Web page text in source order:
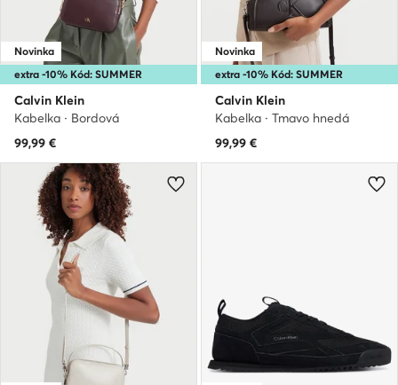
extra -10% Kód: SUMMER
Novinka
Calvin Klein
Kabelka · Bordová
99,99 €
extra -10% Kód: SUMMER
Novinka
Calvin Klein
Kabelka · Tmavo hnedá
99,99 €